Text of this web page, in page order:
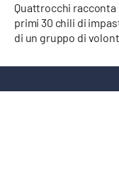
LACTV.IT
Quattrocchi
primi 30 chili di
di un gruppo di